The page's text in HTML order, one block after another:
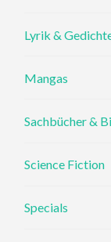
Lyrik &
Mangas
Sachbücher &
Science Fiction
Specials